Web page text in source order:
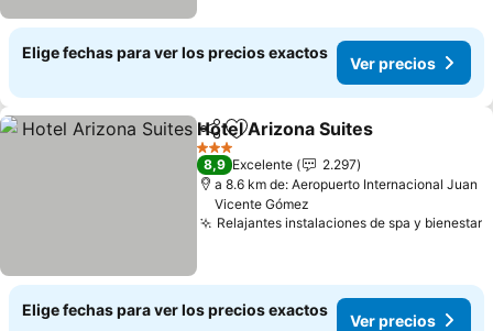
Elige fechas para ver los precios exactos
Ver precios
CompartirAgregar a favoritos
Hotel Arizona Suites
3 Estrellas
8,9 Excelente
2.297
a 8.6 km de: Aeropuerto Internacional Juan
Vicente Gómez
Relajantes instalaciones de spa y bienestar
Elige fechas para ver los precios exactos
Ver precios